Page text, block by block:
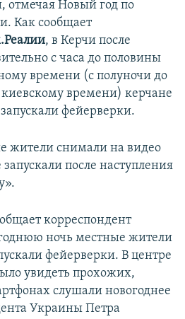
отмечая Новый год по
Как сообщает
, в Керчи после
с часа до половины
времени (с полуночи до
времени) керчане
фейерверки.
жители снимали на видео
после наступления
корреспондент
ночь местные жители
фейерверки. В центре
увидеть прохожих,
слушали новогоднее
Украины Петра